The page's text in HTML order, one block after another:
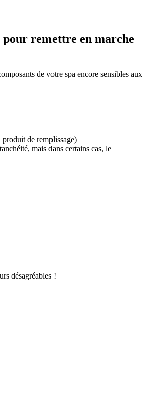
pour remettre en marche
de votre spa encore sensibles aux
produit de remplissage)
mais dans certains cas, le
désagréables !